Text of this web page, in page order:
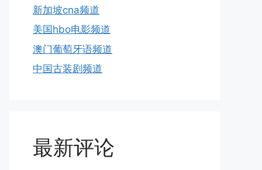
新加坡cna频道
美国hbo电影频道
澳门葡萄牙语频道
中国古装剧频道
最新评论